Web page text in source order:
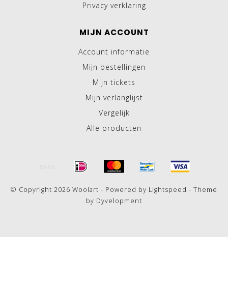
Privacy verklaring
MIJN ACCOUNT
Account informatie
Mijn bestellingen
Mijn tickets
Mijn verlanglijst
Vergelijk
Alle producten
© Copyright 2026 Woolart - Powered by Lightspeed - Theme
by Dyvelopment